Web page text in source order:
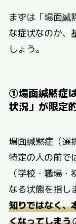
まずは「場面緘
な症状なのか、
しょう。
①場面緘黙症
状況」が限定
場面緘黙症（選
特定の人の前で
（学校・職場
なる状態を指し
知りではなく、
くなってしまう